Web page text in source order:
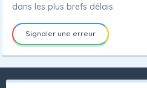
dans les plus brefs délais.
Signaler une erreur